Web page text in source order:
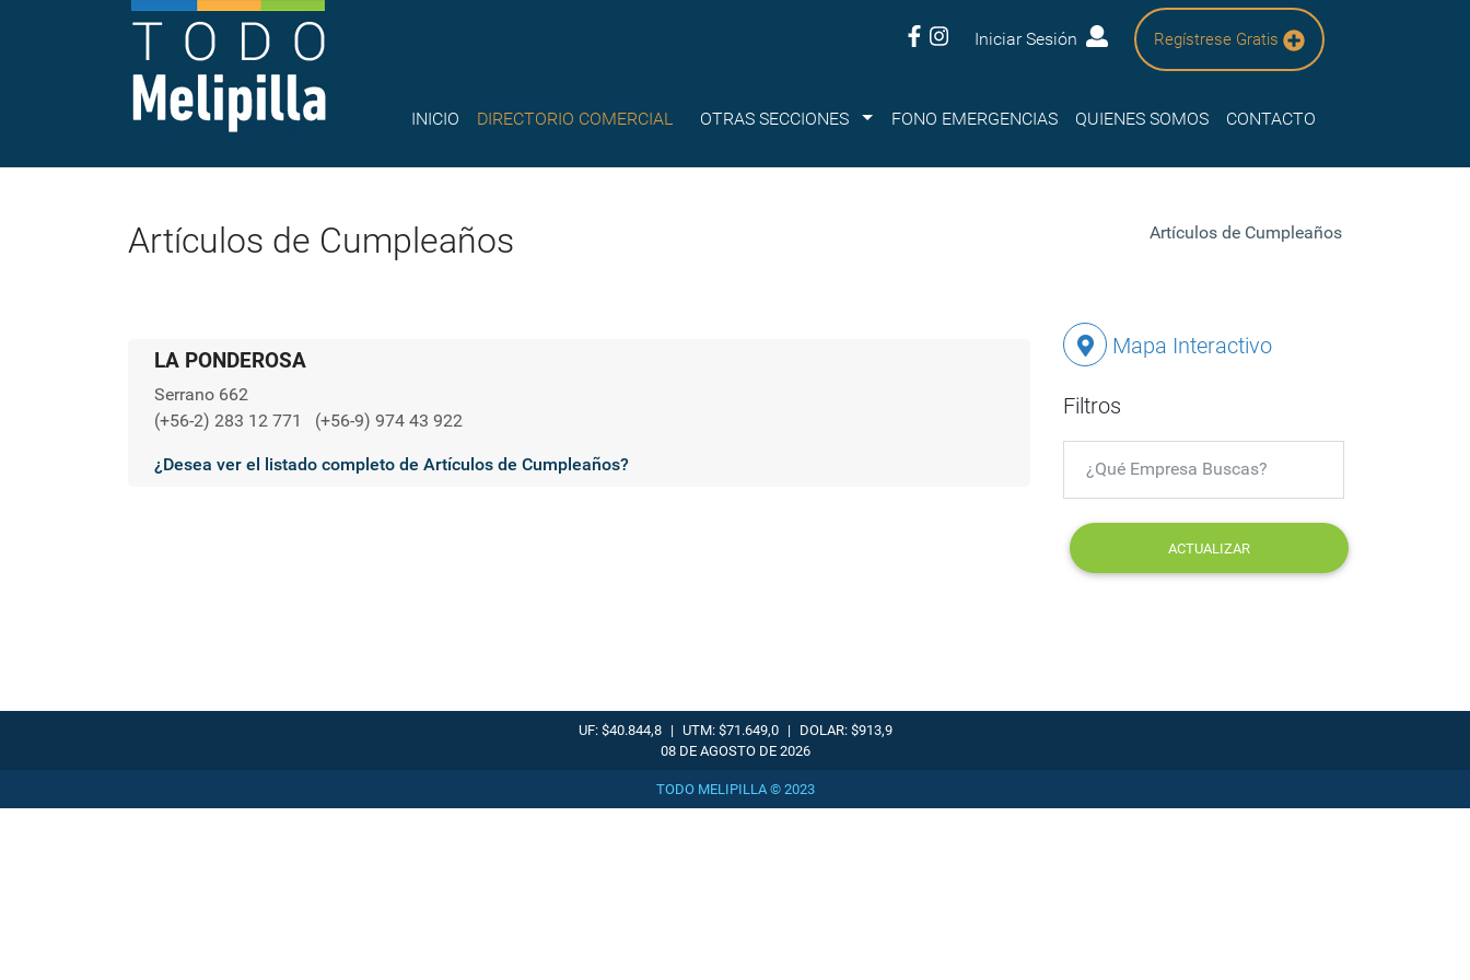
Iniciar Sesión Regístrese Gratis
INICIO DIRECTORIO COMERCIAL OTRAS SECCIONES Submenu
FONO EMERGENCIAS QUIENES SOMOS CONTACTO
Artículos de Cumpleaños Artículos de Cumpleaños
Mapa Interactivo
Filtros
ACTUALIZAR
LA PONDEROSA
Serrano 662
(+56-2) 283 12 771
(+56-9) 974 43 922
¿Desea ver el listado completo de Artículos de Cumpleaños?
UF: $40.844,8 | UTM: $71.649,0 |
DOLAR: $913,9
08 DE AGOSTO DE 2026
TODO MELIPILLA © 2023